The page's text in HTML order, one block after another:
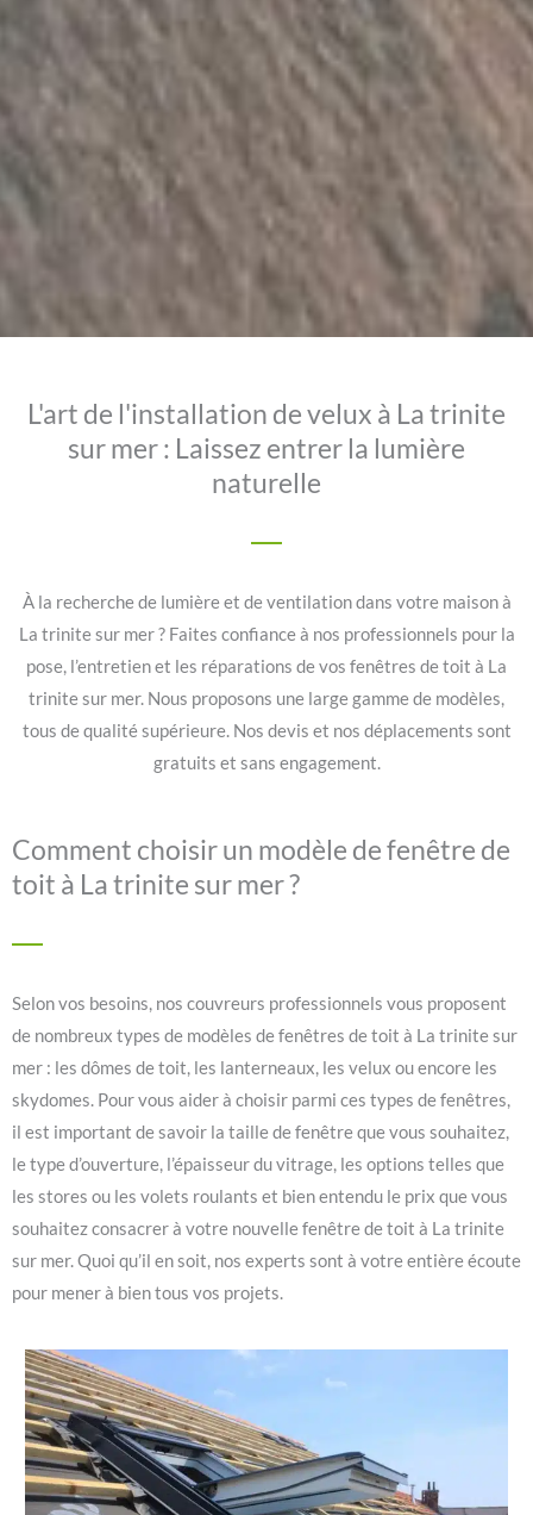
L'art de l'installation de velux à La trinite
sur mer : Laissez entrer la lumière
naturelle
À la recherche de lumière et de ventilation dans votre maison à
La trinite sur mer ? Faites confiance à nos professionnels pour la
pose, l’entretien et les réparations de vos fenêtres de toit à La
trinite sur mer. Nous proposons une large gamme de modèles,
tous de qualité supérieure. Nos devis et nos déplacements sont
gratuits et sans engagement.
Comment choisir un modèle de fenêtre de
toit à La trinite sur mer ?
Selon vos besoins, nos couvreurs professionnels vous proposent
de nombreux types de modèles de fenêtres de toit à La trinite sur
mer : les dômes de toit, les lanterneaux, les velux ou encore les
skydomes. Pour vous aider à choisir parmi ces types de fenêtres,
il est important de savoir la taille de fenêtre que vous souhaitez,
le type d’ouverture, l’épaisseur du vitrage, les options telles que
les stores ou les volets roulants et bien entendu le prix que vous
souhaitez consacrer à votre nouvelle fenêtre de toit à La trinite
sur mer. Quoi qu’il en soit, nos experts sont à votre entière écoute
pour mener à bien tous vos projets.